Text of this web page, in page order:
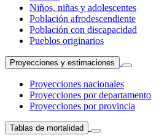
Niños, niñas y adolescentes
Población afrodescendiente
Población con discapacidad
Pueblos originarios
Proyecciones y estimaciones
Proyecciones nacionales
Proyecciones por departamento
Proyecciones por provincia
Tablas de mortalidad